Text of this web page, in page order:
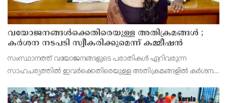
വയോജനങ്ങൾക്കെതിരെയുള്ള അതിക്രമങ്ങൾ ;
കർശന നടപടി സ്വീകരിക്കുമെന്ന് കമ്മീഷൻ
സംസ്ഥാനത്ത് വയോജനങ്ങളുടെ പരാതികൾ ഏറിവരുന്ന
സാഹചര്യത്തിൽ ഇവർക്കെതിരെയുള്ള അതിക്രമങ്ങളിൽ കർശന
കെ. സോമപ്രസാദ്.